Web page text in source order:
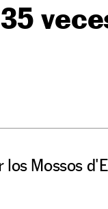
los Mossos